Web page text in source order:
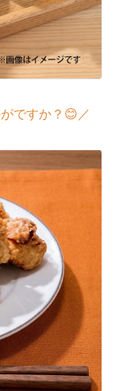
ですか？😊／